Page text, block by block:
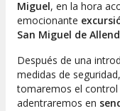
Miguel, en la hora
emocionante
San Miguel de
Después de una
medidas de
tomaremos el control
adentraremos en